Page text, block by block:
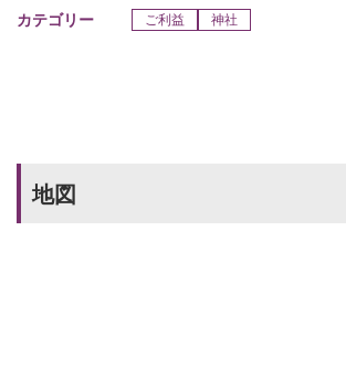
カテゴリー ご利益 神社
地図